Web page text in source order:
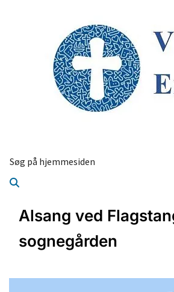
Søg på hjemmesiden
Alsang ved
sognegården